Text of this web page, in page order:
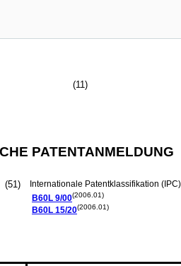
(11)
PATENTANMELDUNG
(51)
Internationale Patentklassifikation
B60L 9/00(2006.01)
B60L 15/20(2006.01)